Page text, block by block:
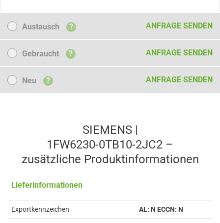
Austausch
Austausch ? ANFRAGE SENDEN
Gebraucht
Gebraucht ? ANFRAGE SENDEN
NeuNeu ? ANFRAGE SENDEN
SIEMENS |
1FW6230-0TB10-2JC2 –
zusätzliche Produkt­informationen
Lieferinformationen
Exportkennzeichen AL: N ECCN: N